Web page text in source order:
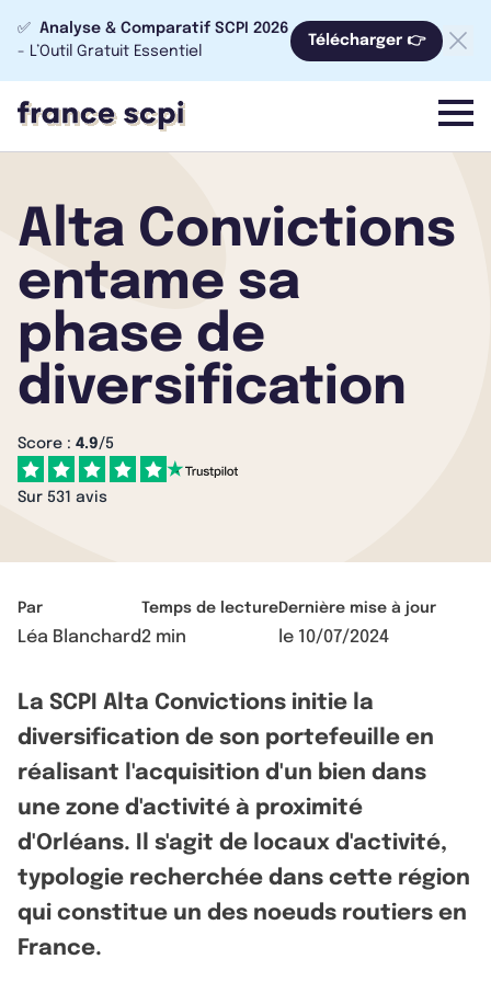
✅ Analyse & Comparatif SCPI 2026
- L’Outil Gratuit Essentiel
Télécharger 👉
menu
Alta Convictions
entame sa
phase de
diversification
Score : 4.9/5
Sur 531 avis
Par
Léa Blanchard
Temps de lecture
2 min
Dernière mise à jour
le 10/07/2024
La SCPI Alta Convictions initie la
diversification de son portefeuille en
réalisant l'acquisition d'un bien dans
une zone d'activité à proximité
d'Orléans. Il s'agit de locaux d'activité,
typologie recherchée dans cette région
qui constitue un des noeuds routiers en
France.